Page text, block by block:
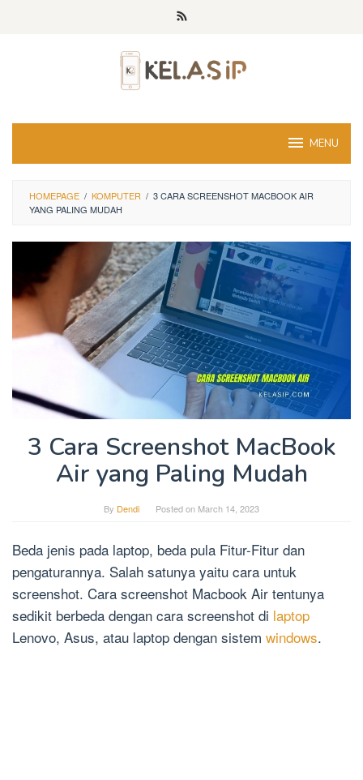
MENU
HOMEPAGE / KOMPUTER / 3 CARA SCREENSHOT MACBOOK AIR
YANG PALING MUDAH
3 Cara Screenshot MacBook
Air yang Paling Mudah
By Dendi Posted on March 14, 2023
Beda jenis pada laptop, beda pula Fitur-Fitur dan
pengaturannya. Salah satunya yaitu cara untuk
screenshot. Cara screenshot Macbook Air tentunya
sedikit berbeda dengan cara screenshot di laptop
Lenovo, Asus, atau laptop dengan sistem windows.